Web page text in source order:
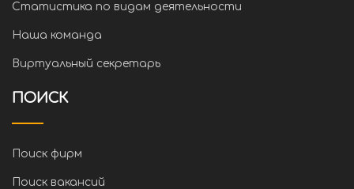
Статистика по видам деятельности
Наша команда
Виртуальный секретарь
ПОИСК
Поиск фирм
Поиск вакансий